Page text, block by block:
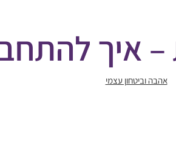
– איך
אהבה וביטחון עצמי